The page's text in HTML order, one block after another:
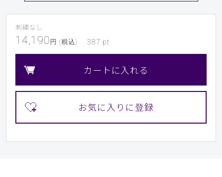
刺繍なし
14,190 円 (税込) 387 pt
カートに入れる